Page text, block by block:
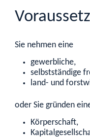
Sie nehmen eine
gewerbliche,
selbstständige
land- und
oder Sie gründen
Körperschaft,